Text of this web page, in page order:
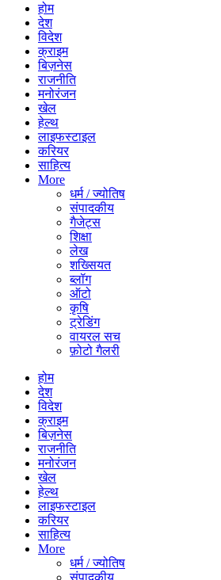
होम
देश
विदेश
क्राइम
बिज़नेस
राजनीति
मनोरंजन
खेल
हेल्थ
लाइफस्टाइल
करियर
साहित्य
More
धर्म / ज्योतिष
संपादकीय
गैजेट्स
शिक्षा
लेख
शख्सियत
ब्लॉग
ऑटो
कृषि
ट्रेडिंग
वायरल सच
फ़ोटो गैलरी
होम
देश
विदेश
क्राइम
बिज़नेस
राजनीति
मनोरंजन
खेल
हेल्थ
लाइफस्टाइल
करियर
साहित्य
More
धर्म / ज्योतिष
संपादकीय